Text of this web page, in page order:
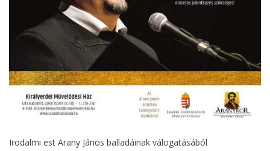
Irodalmi est Arany János balladáinak válogatásából